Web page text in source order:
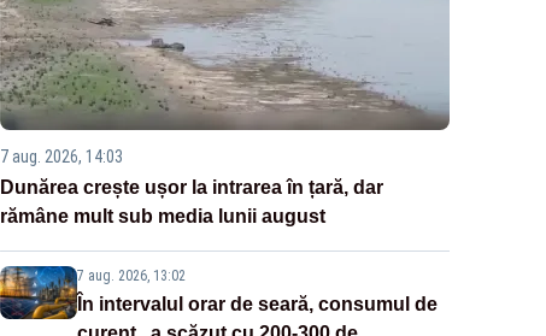
7 aug. 2026, 14:03
Dunărea crește ușor la intrarea în țară, dar
rămâne mult sub media lunii august
7 aug. 2026, 13:02
În intervalul orar de seară, consumul de